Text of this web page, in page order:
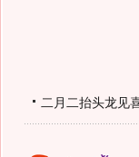
二月二抬头龙见